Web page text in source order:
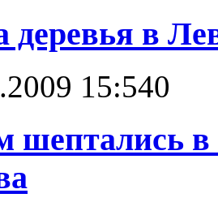
деревья в
15:540
шептались